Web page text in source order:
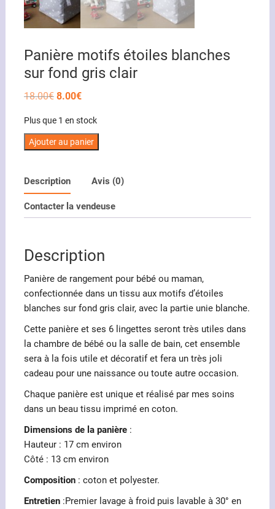
Panière motifs étoiles blanches
sur fond gris clair
18.00€ Le
était :
18.00€.
8.00€Le
est :
8.00€.
Plus que 1 en stock
quantité
motifs
gris
clair
Ajouter au panier
Description Avis (0)
Contacter la vendeuse
Description
Panière de rangement pour bébé ou maman,
confectionnée dans un tissu aux motifs d’étoiles
blanches sur fond gris clair, avec la partie unie blanche.
Cette panière et ses 6 lingettes seront très utiles dans
la chambre de bébé ou la salle de bain, cet ensemble
sera à la fois utile et décoratif et fera un très joli
cadeau pour une naissance ou toute autre occasion.
Chaque panière est unique et réalisé par mes soins
dans un beau tissu imprimé en coton.
Dimensions de la panière:
Hauteur : 17 cm environ
Côté : 13 cm environ
Composition: coton et polyester.
Entretien:Premier lavage à froid puis lavable à 30° en